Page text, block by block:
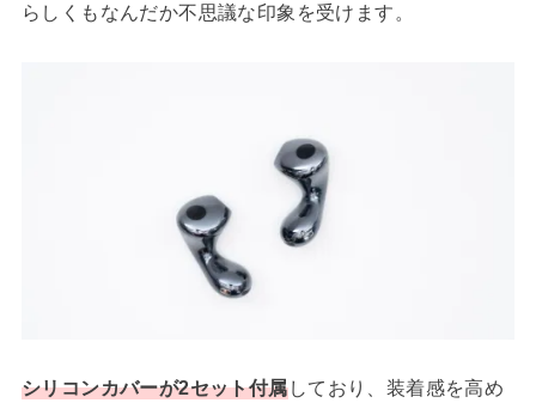
らしくもなんだか不思議な印象を受けます。
シリコンカバーが2セット付属しており、装着感を高め